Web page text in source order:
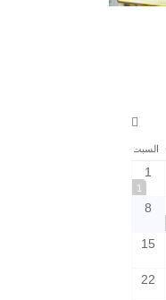
السبت
1
1
8
15
22